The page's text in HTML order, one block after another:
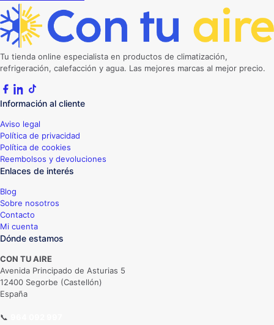
Tu tienda online especialista en productos de climatización,
refrigeración, calefacción y agua. Las mejores marcas al mejor precio.
Información al cliente
Aviso legal
Política de privacidad
Política de cookies
Reembolsos y devoluciones
Enlaces de interés
Blog
Sobre nosotros
Contacto
Mi cuenta
Dónde estamos
CON TU AIRE
Avenida Principado de Asturias 5
12400 Segorbe (Castellón)
España
📞